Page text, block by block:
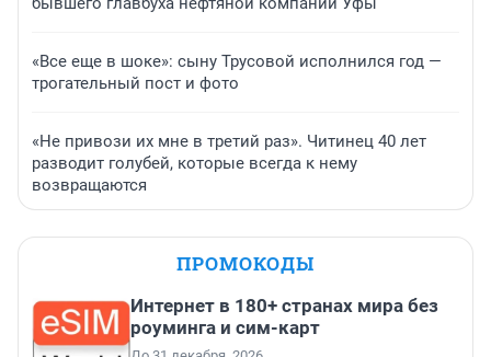
«Все еще в шоке»: сыну Трусовой исполнился год —
трогательный пост и фото
«Не привози их мне в третий раз». Читинец 40 лет
разводит голубей, которые всегда к нему
возвращаются
ПРОМОКОДЫ
Интернет в 180+ странах мира без
роуминга и сим-карт